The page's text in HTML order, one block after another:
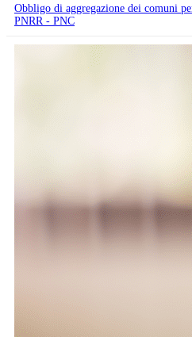
Obbligo di aggregazione dei comuni
PNRR - PNC